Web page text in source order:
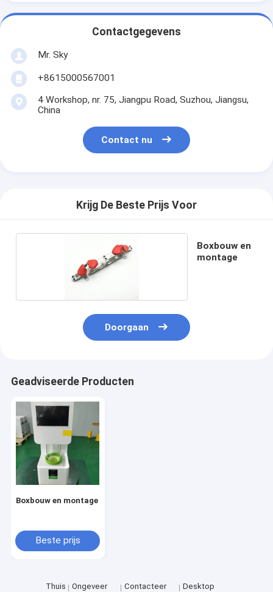
Contactgegevens
Mr. Sky
+8615000567001
4 Workshop, nr. 75, Jiangpu Road, Suzhou, Jiangsu,
China
Contact nu
Krijg De Beste Prijs Voor
Boxbouw en
montage
Doorgaan
Geadviseerde Producten
Boxbouw en montage
Beste prijs
Thuis
Ongeveer
Contacteer
Desktop